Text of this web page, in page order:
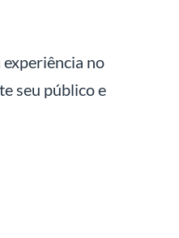
no
seu público e